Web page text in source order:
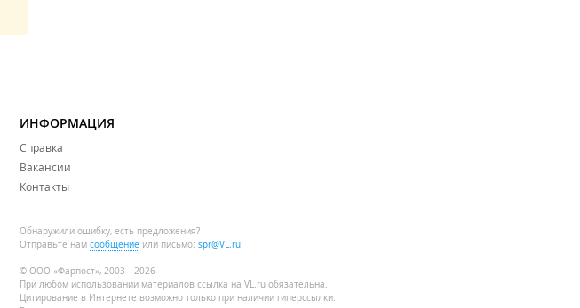
ИНФОРМАЦИЯ
Справка
Вакансии
Контакты
Обнаружили ошибку, есть предложения?
Отправьте нам сообщение или письмо: spr@VL.ru
© ООО «Фарпост», 2003—2026
При любом использовании материалов ссылка на VL.ru обязательна.
Цитирование в Интернете возможно только при наличии гиперссылки.